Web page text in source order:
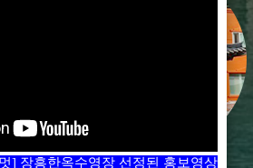
샤워장
] 장흥한옥수영장 선정된 홍보영상